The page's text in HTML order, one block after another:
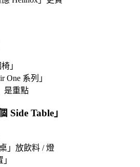
椅 」
One 系列 」
是重點
Side Table 」
」放飲料 / 燈
」